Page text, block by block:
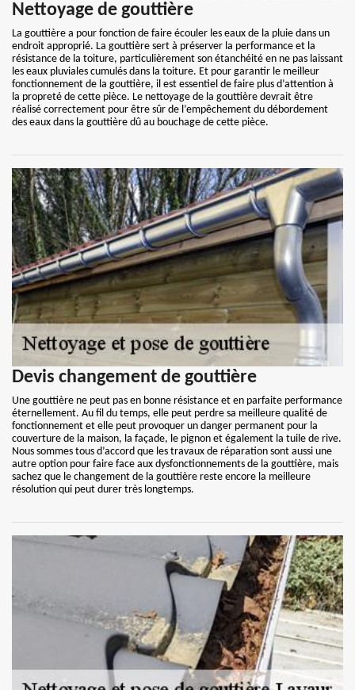
Nettoyage de gouttière
La gouttière a pour fonction de faire écouler les eaux de la pluie dans un
endroit approprié. La gouttière sert à préserver la performance et la
résistance de la toiture, particulièrement son étanchéité en ne pas laissant
les eaux pluviales cumulés dans la toiture. Et pour garantir le meilleur
fonctionnement de la gouttière, il est essentiel de faire plus d’attention à
la propreté de cette pièce. Le nettoyage de la gouttière devrait être
réalisé correctement pour être sûr de l’empêchement du débordement
des eaux dans la gouttière dû au bouchage de cette pièce.
Devis changement de gouttière
Une gouttière ne peut pas en bonne résistance et en parfaite performance
éternellement. Au fil du temps, elle peut perdre sa meilleure qualité de
fonctionnement et elle peut provoquer un danger permanent pour la
couverture de la maison, la façade, le pignon et également la tuile de rive.
Nous sommes tous d’accord que les travaux de réparation sont aussi une
autre option pour faire face aux dysfonctionnements de la gouttière, mais
sachez que le changement de la gouttière reste encore la meilleure
résolution qui peut durer très longtemps.